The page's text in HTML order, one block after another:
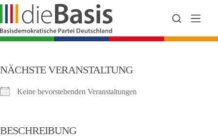
Zum
springen
NÄCHSTE VERANSTALTUNG
Keine bevorstehenden Veranstaltungen
BESCHREIBUNG